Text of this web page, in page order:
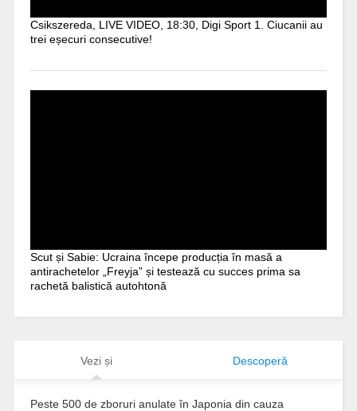
Csikszereda, LIVE VIDEO, 18:30, Digi Sport 1. Ciucanii au
trei eșecuri consecutive!
Scut și Sabie: Ucraina începe producția în masă a
antirachetelor „Freyja” și testează cu succes prima sa
rachetă balistică autohtonă
Vezi și Descoperă
Peste 500 de zboruri anulate în Japonia din cauza